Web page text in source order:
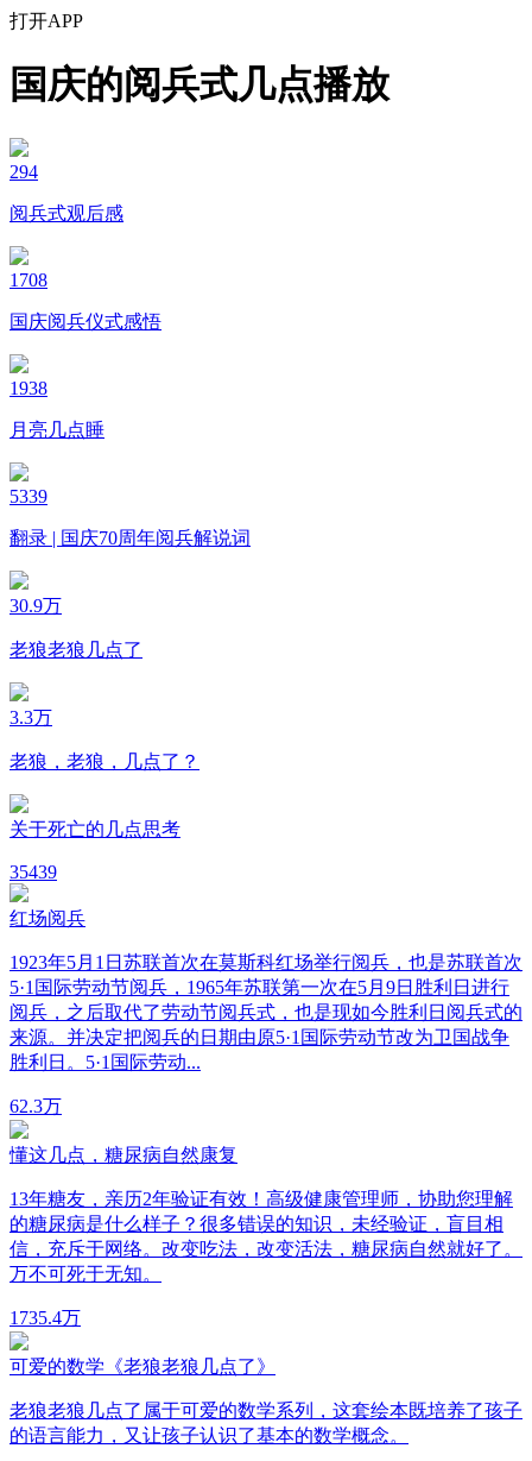
打开APP
国庆的阅兵式几点播放
294
阅兵式观后感
1708
国庆阅兵仪式感悟
1938
月亮几点睡
5339
翻录 | 国庆70周年阅兵解说词
30.9万
老狼老狼几点了
3.3万
老狼，老狼，几点了？
关于死亡的几点思考
35439
红场阅兵
1923年5月1日苏联首次在莫斯科红场举行阅兵，也是苏联首次
5·1国际劳动节阅兵，1965年苏联第一次在5月9日胜利日进行
阅兵，之后取代了劳动节阅兵式，也是现如今胜利日阅兵式的
来源。并决定把阅兵的日期由原5·1国际劳动节改为卫国战争
胜利日。5·1国际劳动...
62.3万
懂这几点，糖尿病自然康复
13年糖友，亲历2年验证有效！高级健康管理师，协助您理解
的糖尿病是什么样子？很多错误的知识，未经验证，盲目相
信，充斥于网络。改变吃法，改变活法，糖尿病自然就好了。
万不可死于无知。
1735.4万
可爱的数学《老狼老狼几点了》
老狼老狼几点了属于可爱的数学系列，这套绘本既培养了孩子
的语言能力，又让孩子认识了基本的数学概念。